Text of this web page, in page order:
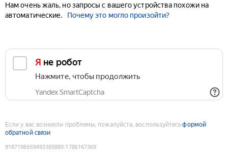
Нам очень жаль, но запросы с вашего устройства похожи на
автоматические.
Почему это могло произойти?
Я не робот
Нажмите, чтобы продолжить
Yandex SmartCaptcha
Если у вас возникли проблемы, пожалуйста, воспользуйтесьформой
обратной связи
9187198659493385880:1786167369